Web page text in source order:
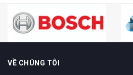
VỀ CHÚNG TÔI